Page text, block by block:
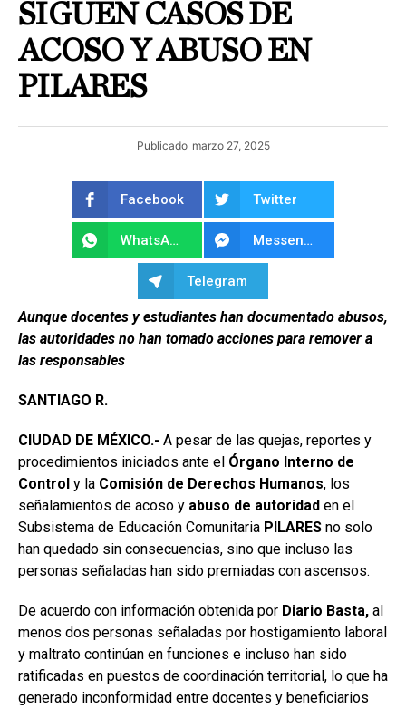
SIGUEN CASOS DE
ACOSO Y ABUSO EN
PILARES
Publicado marzo 27, 2025
Facebook Twitter
WhatsApp Messenger
Telegram
Aunque docentes y estudiantes han documentado abusos,
las autoridades no han tomado acciones para remover a
las responsables
SANTIAGO R.
CIUDAD DE MÉXICO.- A pesar de las quejas, reportes y
procedimientos iniciados ante el Órgano Interno de
Control y la Comisión de Derechos Humanos, los
señalamientos de acoso y abuso de autoridad en el
Subsistema de Educación Comunitaria PILARES no solo
han quedado sin consecuencias, sino que incluso las
personas señaladas han sido premiadas con ascensos.
De acuerdo con información obtenida por Diario Basta, al
menos dos personas señaladas por hostigamiento laboral
y maltrato continúan en funciones e incluso han sido
ratificadas en puestos de coordinación territorial, lo que ha
generado inconformidad entre docentes y beneficiarios